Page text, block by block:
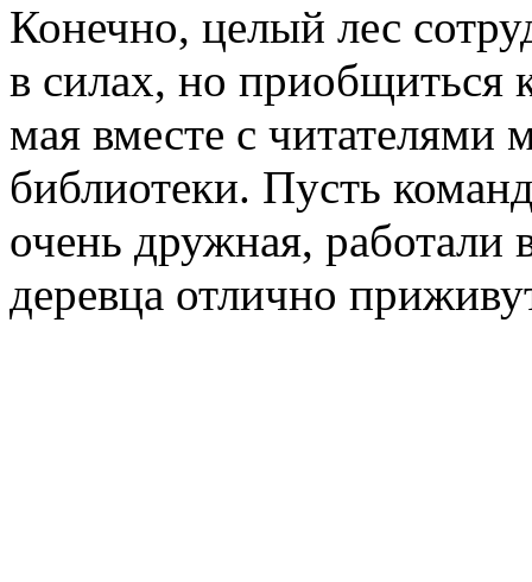
Конечно, целый лес
в силах, но приобщиться
мая вместе с читателями
библиотеки. Пусть
очень дружная, работали
деревца отлично